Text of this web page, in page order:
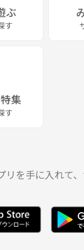
歴（未経験可）
上、個別にメッセー
りましたら、お気軽
ぶ
す
集
す
リを手に入れて